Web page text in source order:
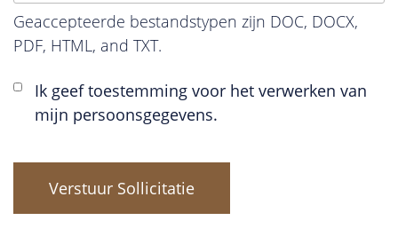
Geaccepteerde bestandstypen zijn DOC, DOCX,
PDF, HTML, and TXT.
Ik geef toestemming voor het verwerken van
mijn persoonsgegevens.
Mensen
zoek zijn
naar werk